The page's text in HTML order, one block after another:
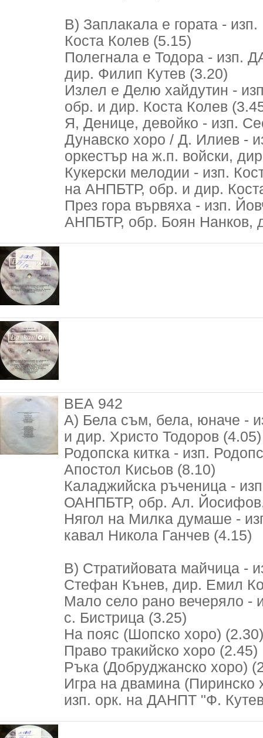
В) Заплакала е гората -
Коста Колев (5.15)
Полегнала е Тодора - изп.
дир. Филип Кутев (3.20)
Излел е Делю хайдутин -
обр. и дир. Коста Колев
Я, Денице, девойко - изп.
Дунавско хоро / Д. Илиев -
оркестър на ж.п. войски,
Кукерски мелодии - изп.
на АНПБТР, обр. и дир.
През гора вървяха - изп.
АНПБТР, обр. Боян Нанков,
ВЕА 942
А) Бела съм, бела, юначе -
и дир. Христо Тодоров (4.05)
Родопска китка - изп.
Апостол Кисьов (8.10)
Каладжийска ръченица -
ОАНПБТР, обр. Ал.
Нягол на Милка думаше -
кавал Никола Ганчев (4.15)
В) Стратийовата майчица -
Стефан Кънев, дир. Емил
Мало село рано вечеряло -
с. Бистрица (3.25)
На пояс (Шопско хоро) (2.30)
Право тракийско хоро (2.45)
Ръка (Добруджанско хоро)
Игра на двамина (Пиринско
изп. орк. на ДАНПТ "Ф.